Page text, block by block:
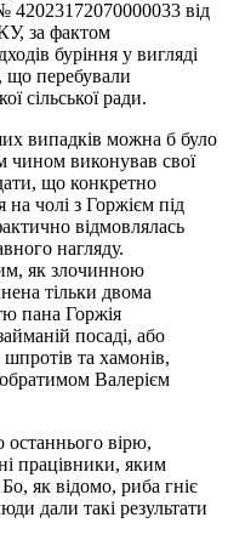
42023172070000033 від
за фактом
буріння у вигляді
що перебували
сільської ради.
випадків можна б було
виконував свої
що конкретно
чолі з Горжієм під
відмовлялась
нагляду.
як злочинною
тільки двома
пана Горжія
посаді, або
та хамонів,
Валерієм
останнього вірю,
працівники, яким
як відомо, риба гніє
дали такі результати